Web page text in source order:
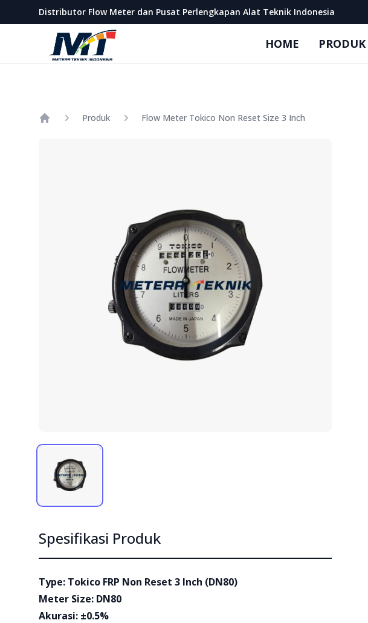
Distributor Flow Meter dan Pusat Perlengkapan Alat Teknik Indonesia
Metera Teknik Indonesia
HOME PRODUK
Produk Flow Meter Tokico Non Reset Size 3 Inch
Spesifikasi Produk
Type: Tokico FRP Non Reset 3 Inch (DN80)
Meter Size: DN80
Akurasi: ±0.5%